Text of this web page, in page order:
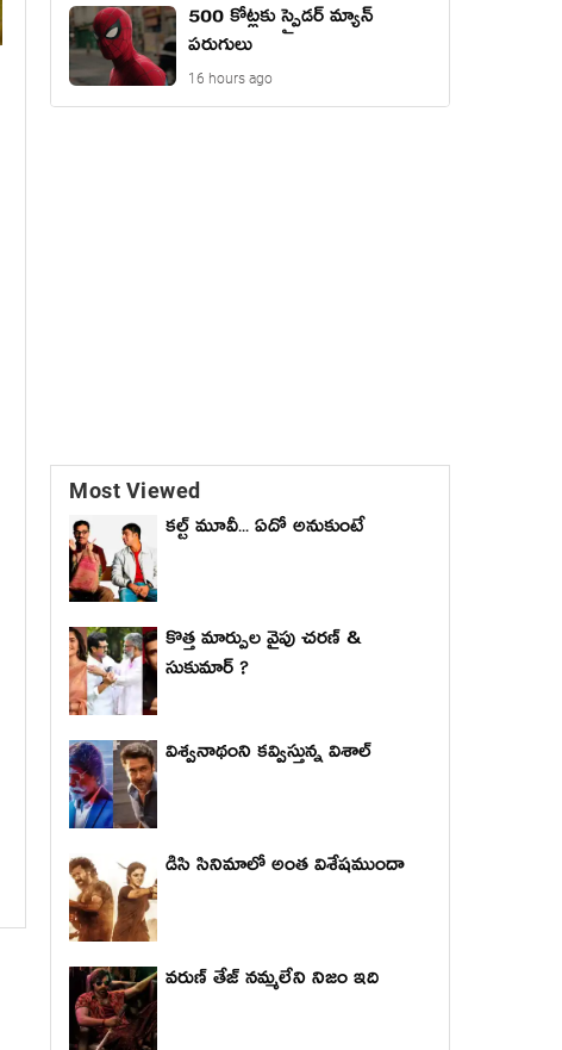
500 కోట్లకు స్పైడర్ మ్యాన్
పరుగులు
16 hours ago
Most Viewed
కల్ట్ మూవీ... ఏదో అనుకుంటే
కొత్త మార్పుల వైపు చరణ్ &
సుకుమార్ ?
విశ్వనాథంని కవ్విస్తున్న విశాల్
డిసి సినిమాలో అంత విశేషముందా
వరుణ్ తేజ్ నమ్మలేని నిజం ఇది